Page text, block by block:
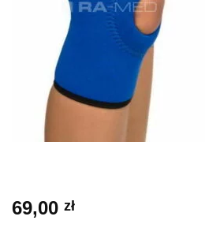
69,00 zł